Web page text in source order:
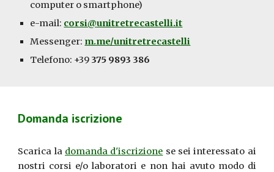
computer o smartphone)
e-mail: corsi@unitretrecastelli.it
Messenger: m.me/unitretrecastelli
Telefono: +39 375 9893 386
Domanda iscrizione
Scarica la domanda d'iscrizione se sei interessato ai
nostri corsi e/o laboratori e non hai avuto modo di